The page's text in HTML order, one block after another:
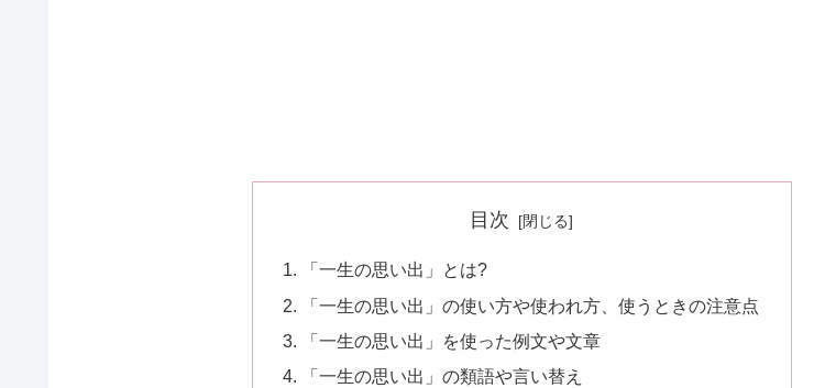
目次
「一生の思い出」とは?
「一生の思い出」の使い方や使われ方、使うときの注意点
「一生の思い出」を使った例文や文章
「一生の思い出」の類語や言い替え